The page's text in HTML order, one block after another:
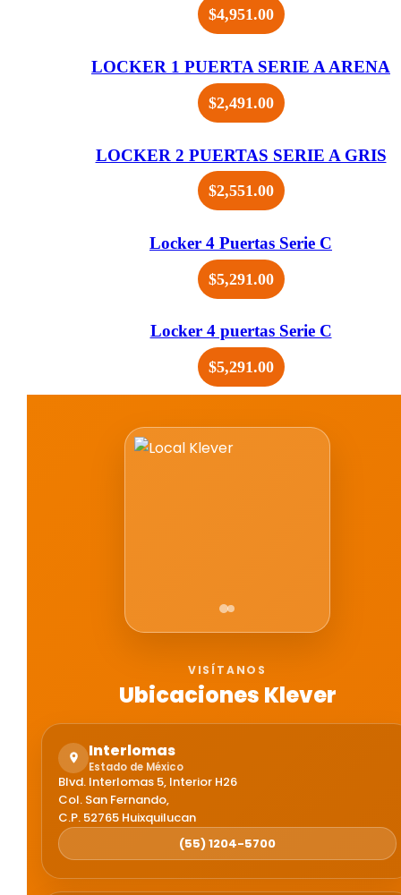
$4,951.00
LOCKER 1 PUERTA SERIE A ARENA
$2,491.00
LOCKER 2 PUERTAS SERIE A GRIS
$2,551.00
Locker 4 Puertas Serie C
$5,291.00
Locker 4 puertas Serie C
$5,291.00
VISÍTANOS
Ubicaciones Klever
Interlomas
Estado de México
Blvd. Interlomas 5, Interior H26
Col. San Fernando,
C.P. 52765 Huixquilucan
(55) 1204-5700